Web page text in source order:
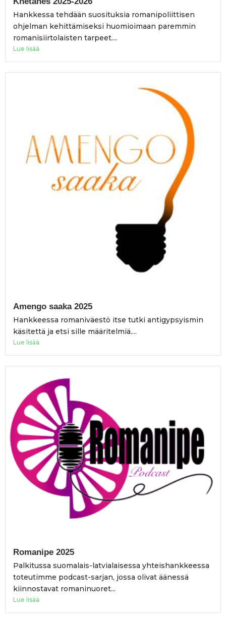
Hankkessa tehdään suosituksia romanipoliittisen
ohjelman kehittämiseksi huomioimaan paremmin
romanisiirtolaisten tarpeet....
Lue lisää
Amengo saaka 2025
Hankkeessa romaniväestö itse tutki antigypsyismin
käsitettä ja etsi sille määritelmiä....
Lue lisää
Romanipe 2025
Palkitussa suomalais-latvialaisessa yhteishankkeessa
toteutimme podcast-sarjan, jossa olivat äänessä
kiinnostavat romaninuoret...
Lue lisää